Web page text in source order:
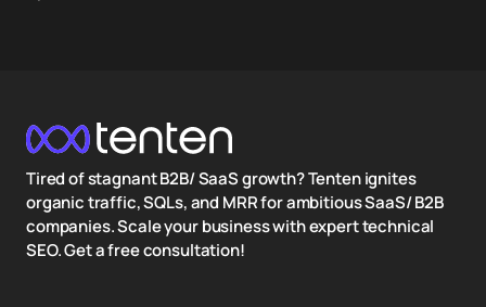
Tired of stagnant B2B/ SaaS growth? Tenten ignites
organic traffic, SQLs, and MRR for ambitious SaaS/ B2B
companies. Scale your business with expert technical
SEO. Get a free consultation!